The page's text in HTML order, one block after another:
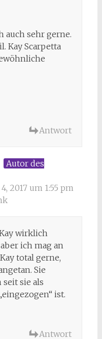
auch sehr gerne.
Kay Scarpetta
Antwort
Autor des
2017 um 1:55 pm
wirklich
ich mag an
total gerne,
Sie
sie als
ist.
Antwort